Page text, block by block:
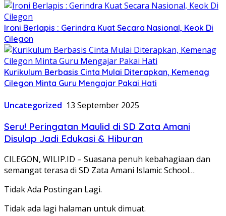
Ironi Berlapis : Gerindra Kuat Secara Nasional, Keok Di
Cilegon
Kurikulum Berbasis Cinta Mulai Diterapkan, Kemenag
Cilegon Minta Guru Mengajar Pakai Hati
Uncategorized 13 September 2025
Seru! Peringatan Maulid di SD Zata Amani
Disulap Jadi Edukasi & Hiburan
CILEGON, WILIP.ID – Suasana penuh kebahagiaan dan
semangat terasa di SD Zata Amani Islamic School…
Tidak Ada Postingan Lagi.
Tidak ada lagi halaman untuk dimuat.